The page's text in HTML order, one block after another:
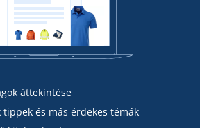
áttekintése
tippek és más érdekes témák